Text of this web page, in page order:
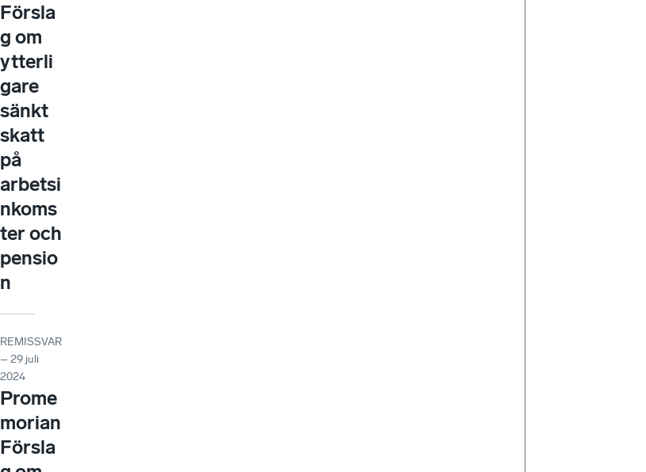
Försla
g om
ytterli
gare
sänkt
skatt
på
arbetsi
nkoms
ter och
pensio
n
REMISSVAR
– 29 juli
2024
Prome
morian
Försla